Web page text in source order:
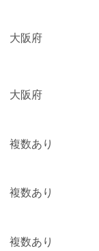
大阪府
大阪府
複数あり
複数あり
複数あり